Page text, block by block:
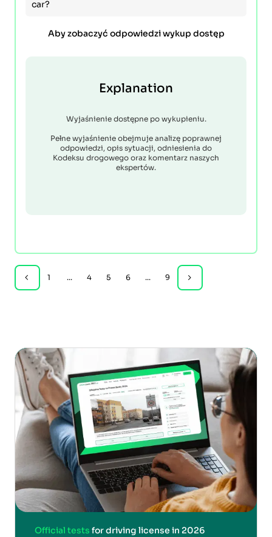
car?
Aby zobaczyć odpowiedzi wykup dostęp
Explanation
Wyjaśnienie dostępne po wykupieniu.
Pełne wyjaśnienie obejmuje analizę poprawnej
odpowiedzi, opis sytuacji, odniesienia do
Kodeksu drogowego oraz komentarz naszych
ekspertów.
1 ... 4 5 6 ... 9
Official tests for driving license in 2026